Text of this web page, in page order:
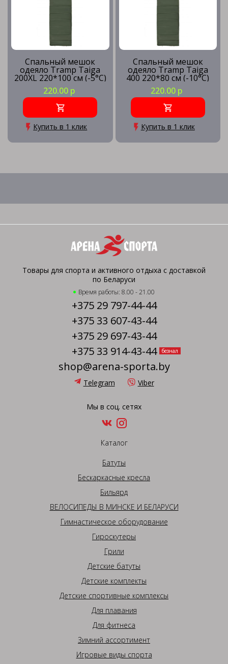
Спальный мешок
одеяло Tramp Taiga
200XL 220*100 см (-5°C)
220.00 р
Купить в 1 клик
Спальный мешок
одеяло Tramp Taiga
400 220*80 см (-10°C)
220.00 р
Купить в 1 клик
Товары для спорта и активного отдыха с доставкой
по Беларуси
Время работы: 8.00 - 21.00
+375 29 797-44-44
+375 33 607-43-44
+375 29 697-43-44
+375 33 914-43-44
безнал
shop@arena-sporta.by
Telegram Viber
Мы в соц. сетях
Каталог
Батуты
Бескаркасные кресла
Бильярд
ВЕЛОСИПЕДЫ В МИНСКЕ И БЕЛАРУСИ
Гимнастическое оборудование
Гироскутеры
Грили
Детские батуты
Детские комплекты
Детские спортивные комплексы
Для плавания
Для фитнеса
Зимний ассортимент
Игровые виды спорта